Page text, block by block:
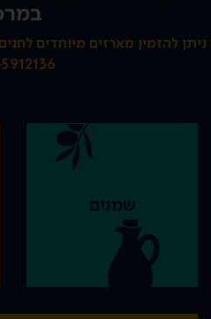
ניתן להזמין מארזים מיוחדים
שמנים